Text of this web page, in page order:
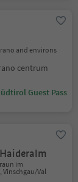
and environs
centrum
Guest Pass
im
Vinschgau/Val